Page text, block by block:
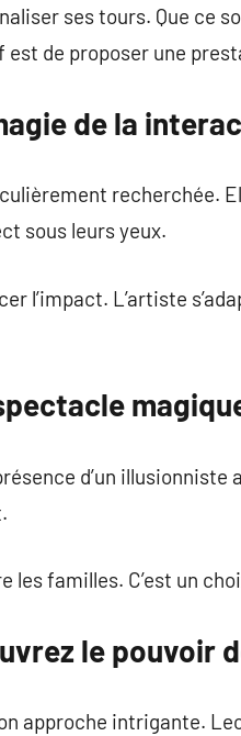
ses tours. Que ce
de proposer une
de la
recherchée.
sous leurs yeux.
l’impact. L’artiste
d’un illusionniste
familles. C’est un
le pouvoir
approche intrigante.